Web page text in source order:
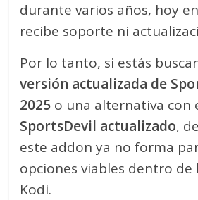
durante varios años, hoy
recibe soporte ni
Por lo tanto, si estás
versión actualizada de
2025 o una alternativa con
SportsDevil actualizado,
este addon ya no forma
opciones viables dentro de
Kodi.